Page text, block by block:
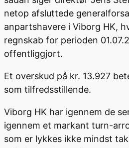
netop afsluttede
anpartshavere i Viborg HK,
regnskab for perioden
offentliggjort.
Et overskud på kr. 13.927
som tilfredsstillende.
Viborg HK har igennem de
igennem et markant turn-
som er lykkes ikke mindst